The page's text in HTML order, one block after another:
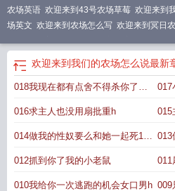
农场英语 欢迎来到43号农场草莓 欢迎来到
场英文 欢迎来到农场怎么写 欢迎来到冥日
欢迎来到四十三号农场 类似欢迎来到43
迎来到年华农场
农场怎么说欢迎来到我们的农场欢迎来到
欢迎来到我们的农场怎么说最新
018我现在都有点舍不得杀你了
huolaшu c
017
舔
016求主人也没用扇批重h 015
情
014做我的性奴要么和她一起死150
收加更
013
012抓到你了我的小老鼠 011
010我给你一次逃跑的机会女口男h 009